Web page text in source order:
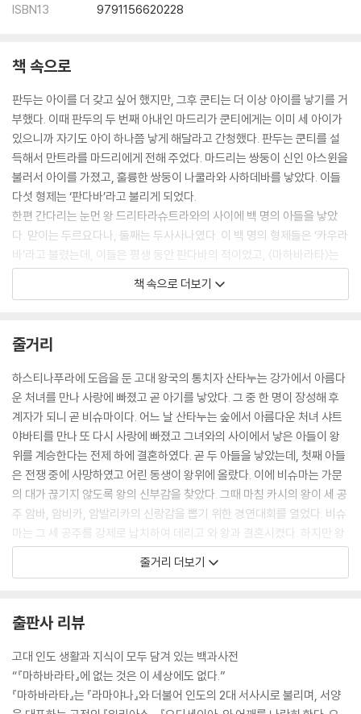
ISBN13
9791156620228
책 속으로
판두는 아이를 더 갖고 싶어 했지만, 그후 쿤티는 더 이상 아이를 낳기를 거
부했다. 이때 판두의 두 번째 아내인 마드리가 쿤티에게는 이미 세 아이가
있으니까 자기도 아이 하나쯤 낳게 해달라고 간청했다. 판두는 쿤티를 설
득해서 만트라를 마드리에게 전해 주었다. 마드리는 쌍둥이 신인 아스윈을
불러서 아이를 가졌고, 훌륭한 쌍둥이 나쿨라와 사하데바를 낳았다. 이들
다섯 형제는 ‘판다바’라고 불리게 되었다.
한편 간다리는 눈먼 왕 드리타라슈트라와의 사이에 백 명의 아들을 낳았
다. 맏이는 두르요다나, 둘째는 두사사나였다. 이 백 명의 형제들은 ‘카우라
바’라고 불렸는데, 이들은 평생 동안 판다바의 적이었고, 〈마하바라타〉는
죽어야만 끝나는 두 왕족 사이의 투쟁 이야기라고 말할 수 있다.
배불리 먹이고 배웅한 뒤 유디스티라는 동생들에게 말했다. “이제 우리도
떠날 시간이야.” 그들은 비밀 통로를 열었고, 모두 안으로 들어간 뒤 비마
혼자만 집에 불을 지르려고 뒤에 남았다. 비마는 푸로차나가 자고 있는 방
에 불을 질렀다. 성공적인 방화였다. 가연성 물질이 많았기 때문에 건물 전
체가 순식간에 불길에 휩싸였다. 주민들이 깨어났을 때쯤 판다바 형제들은
이미 지하 통로 속으로 깊이 들어가 있었다.
-57쪽 중에서
“유디스티라, 이 세상에는 노름꾼이 수천 명이나 있었지만, 그들 가운데
가장 형편없는 노름꾼도 자기 아내를 내기에 걸 생각은 해본 적이 없었어.
하지만 형은 우리 동생들을 모두 내기에 걸었고, 그것도 모자라서 아내까
지 내기에 걸었어. 나는 형이 우리가 가진 귀중한 재산과 보물을 잃은 것은
상관하지 않았지만, 도대체 형은 이 무고한 여자한테 무슨 짓을 한 거지?
리고 싶어. 사하데바, 가서 불을 가져와라. 노름에 병든 저 손모가지를 태워
-110쪽 중에서
“모든 생물은 합리적인 행동을 해야 돼요. 그러지 않으면 생물과 무생물의
책 속으로 더보기
줄거리
하스티나푸라에 도읍을 둔 고대 왕국의 통치자 산타누는 강가에서 아름다
운 처녀를 만나 사랑에 빠졌고 곧 아기를 낳았다. 그 중 한 명이 장성해 후
계자가 되니 곧 비슈마이다. 어느 날 산타누는 숲에서 아름다운 처녀 샤트
야바티를 만나 또 다시 사랑에 빠졌고 그녀와의 사이에서 낳은 아들이 왕
위를 계승한다는 전제 하에 결혼하였다. 곧 두 아들을 낳았는데, 첫째 아들
은 전쟁 중에 사망하였고 어린 동생이 왕위에 올랐다. 이에 비슈마는 가문
의 대가 끊기지 않도록 왕의 신부감을 찾았다. 그때 마침 카시의 왕이 세 공
주 암바, 암비카, 암발리카의 신랑감을 뽑기 위한 경연대회를 열었다. 비슈
마는 그 세 공주를 강제로 납치하여 데리고 와 왕과 결혼시켰다. 하지만 왕
은 아들을 낳지 못하고 죽고 말았다.
났다. 드라타라슈트라는 간다리와의 사이에서 백 명의 아이를 낳았고, 판
두는 하늘의 힘을 빌려 쿤티, 마드리와의 사이에서 ‘판다바 형제’인 유디스
티라, 비마, 아르주나, 나쿨라, 사하데나를 낳았다.
드리타라슈트라는 아들들과 조카들을 차별 없이 대했다. 유디스티라를 자
줄거리 더보기
출판사 리뷰
고대 인도 생활과 지식이 모두 담겨 있는 백과사전
“『마하바라타』에 없는 것은 이 세상에도 없다.”
『마하바라타』는 『라마야나』와 더불어 인도의 2대 서사시로 불리며, 서양